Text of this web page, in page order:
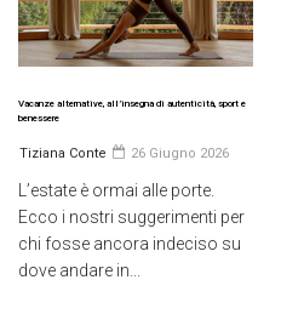
Vacanze alternative, all’insegna di autenticità, sport e
benessere
Tiziana Conte 26 Giugno 2026
L’estate è ormai alle porte.
Ecco i nostri suggerimenti per
chi fosse ancora indeciso su
dove andare in...